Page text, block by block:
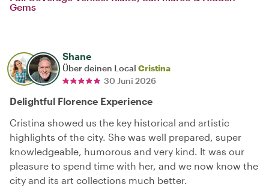
Gems
Shane
Über deinen Local Cristina
30 Juni 2026
Delightful Florence Experience
Cristina showed us the key historical and artistic
highlights of the city. She was well prepared, super
knowledgeable, humorous and very kind. It was our
pleasure to spend time with her, and we now know the
city and its art collections much better.